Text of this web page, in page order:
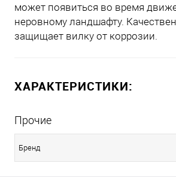
может появиться во время
неровному ландшафту.
защищает вилку от коррозии.
ХАРАКТЕРИСТИКИ:
Прочие
Бренд